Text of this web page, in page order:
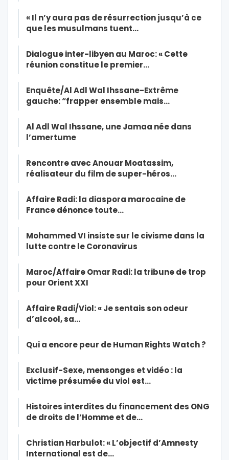
« Il n’y aura pas de résurrection jusqu’à ce
que les musulmans tuent…
Dialogue inter-libyen au Maroc: « Cette
réunion constitue le premier…
Enquête/Al Adl Wal Ihssane-Extrême
gauche: “frapper ensemble mais…
Al Adl Wal Ihssane, une Jamaa née dans
l’amertume
Rencontre avec Anouar Moatassim,
réalisateur du film de super-héros…
Affaire Radi: la diaspora marocaine de
France dénonce toute…
Mohammed VI insiste sur le civisme dans la
lutte contre le Coronavirus
Maroc/Affaire Omar Radi: la tribune de trop
pour Orient XXI
Affaire Radi/Viol: « Je sentais son odeur
d’alcool, sa…
Qui a encore peur de Human Rights Watch ?
Exclusif-Sexe, mensonges et vidéo : la
victime présumée du viol est…
Histoires interdites du financement des ONG
de droits de l’Homme et de…
Christian Harbulot: « L’objectif d’Amnesty
International est de…